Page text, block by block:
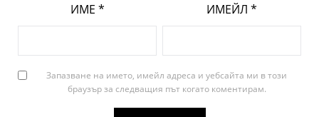
ИМЕ * ИМЕЙЛ *
Запазване на името, имейл адреса и уебсайта ми в този
браузър за следващия път когато коментирам.